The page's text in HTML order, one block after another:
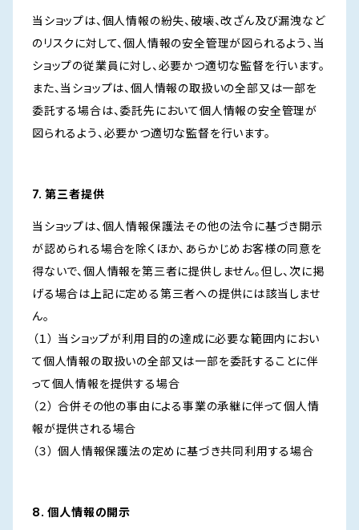
当ショップは、個人情報の紛失、破壊、改ざん及び漏洩など
のリスクに対して、個人情報の安全管理が図られるよう、当
ショップの従業員に対し、必要かつ適切な監督を行います。
また、当ショップは、個人情報の取扱いの全部又は一部を
委託する場合は、委託先において個人情報の安全管理が
図られるよう、必要かつ適切な監督を行います。
7. 第三者提供
当ショップは、個人情報保護法その他の法令に基づき開示
が認められる場合を除くほか、あらかじめお客様の同意を
得ないで、個人情報を第三者に提供しません。但し、次に掲
げる場合は上記に定める第三者への提供には該当しませ
ん。
（１） 当ショップが利用目的の達成に必要な範囲内におい
て個人情報の取扱いの全部又は一部を委託することに伴
って個人情報を提供する場合
（２） 合併その他の事由による事業の承継に伴って個人情
報が提供される場合
（３） 個人情報保護法の定めに基づき共同利用する場合
8. 個人情報の開示